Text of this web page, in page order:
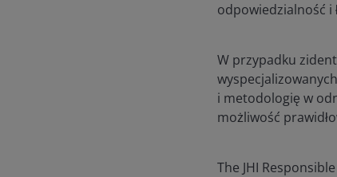
odpowiedzialność i
W przypadku
i metodologię w
możliwość
The JHI